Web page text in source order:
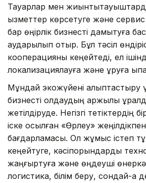
Тауарлар мен
қызметтер көрсетуге және
бар өңірлік бизнесті дамытуға
аударылып отыр. Бұл тәсіл
кооперацияны кеңейтеді, ел
локализациялауға және құруға
Мұндай экожүйені қалыптастыру
бизнесті қолдаудың қаржылық
жетілдіруде. Негізгі тетіктердің
іске қосылған «Өрлеу»
бағдарламасы. Ол жұмыс істеп
кеңейтуге, кәсіпорындарды
жаңғыртуға және өңдеуші
логистика, білім беру, сондай-ақ